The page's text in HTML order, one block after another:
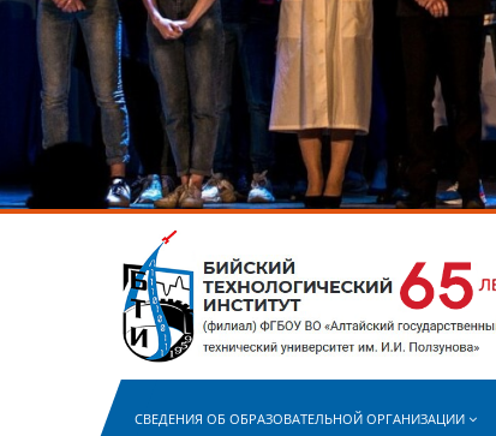
СВЕДЕНИЯ ОБ ОБРАЗОВАТЕЛЬНОЙ ОРГАНИЗАЦИИ